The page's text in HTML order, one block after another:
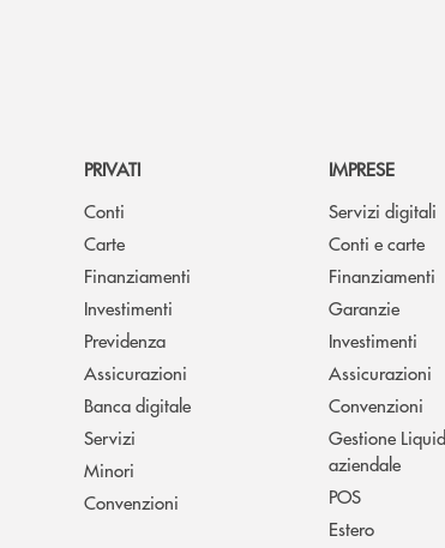
PRIVATI
Conti
Carte
Finanziamenti
Investimenti
Previdenza
Assicurazioni
Banca digitale
Servizi
Minori
Convenzioni
IMPRESE
Servizi digitali
Conti e carte
Finanziamenti
Garanzie
Investimenti
Assicurazioni
Convenzioni
Gestione
aziendale
POS
Estero